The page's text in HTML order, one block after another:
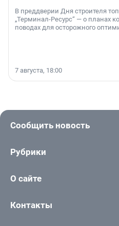
В преддверии Дня строителя
„Терминал-Ресурс“ — о планах
поводах для осторожного
7 августа, 18:00
Сообщить новость
Рубрики
О сайте
Контакты